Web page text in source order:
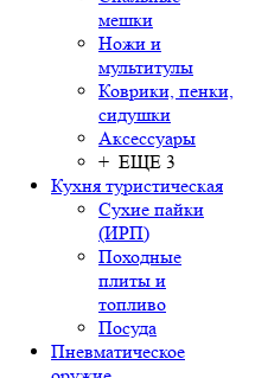
мешки
Ножи и
мультитулы
Коврики, пенки,
сидушки
Аксессуары
+ ЕЩЕ 3
Кухня туристическая
Сухие пайки
(ИРП)
Походные
плиты и
топливо
Посуда
Пневматическое